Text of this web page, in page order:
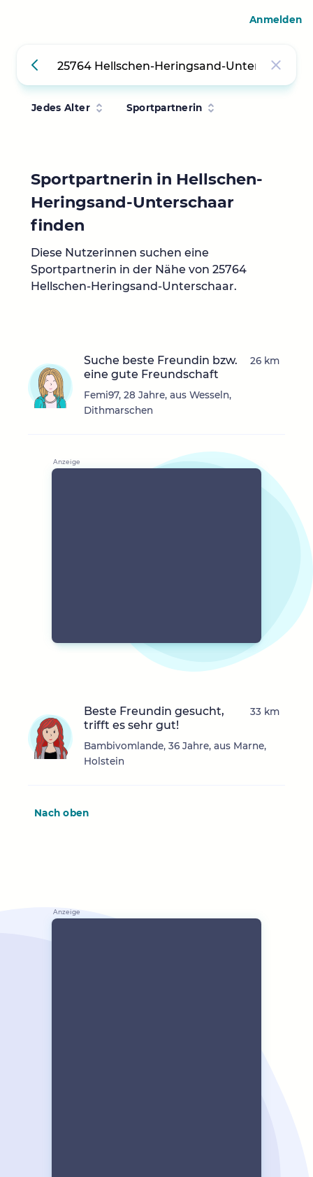
Jedes Alter Sportpartnerin
Sportpartnerin in Hellschen-
Heringsand-Unterschaar
finden
Diese Nutzerinnen suchen eine
Sportpartnerin in der Nähe von 25764
Hellschen-Heringsand-Unterschaar.
Suche beste Freundin bzw.
eine gute Freundschaft
Femi97, 28 Jahre, aus Wesseln,
Dithmarschen
26 km
Beste Freundin gesucht,
trifft es sehr gut!
Bambivomlande, 36 Jahre, aus Marne,
Holstein
33 km
Nach oben
Anmelden